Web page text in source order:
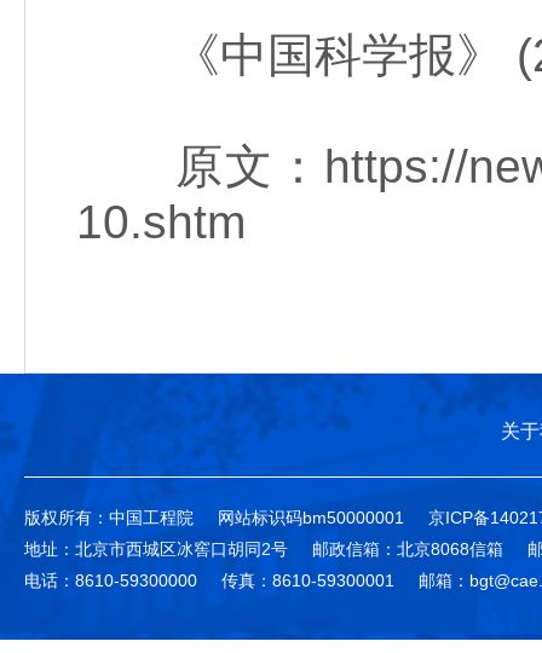
《中国科学报》
原文：https://
10.shtm
关
版权所有：中国工程院 网站标识码bm50000001
京ICP备
地址：北京市西城区冰窖口胡同2号
邮政信箱：北京8068信箱
电话：8610-59300000
传真：8610-59300001 邮箱：